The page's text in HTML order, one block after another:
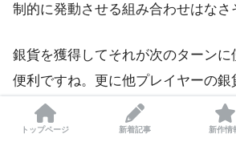
制的に発動させる組み合わせはなさ
銀貨を獲得してそれが次のターンに
便利ですね。更に他プレイヤーの銀
る。と考えると中々強いのではない
ね。ということで困ったら、とりあ
トップページ 新着記事 新作情